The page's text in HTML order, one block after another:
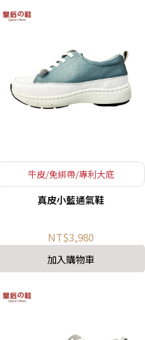
牛皮/免綁帶/專利大底
真皮小藍通氣鞋
NT$3,980
加入購物車